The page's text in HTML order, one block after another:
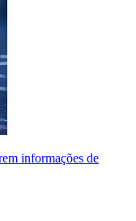
informações de